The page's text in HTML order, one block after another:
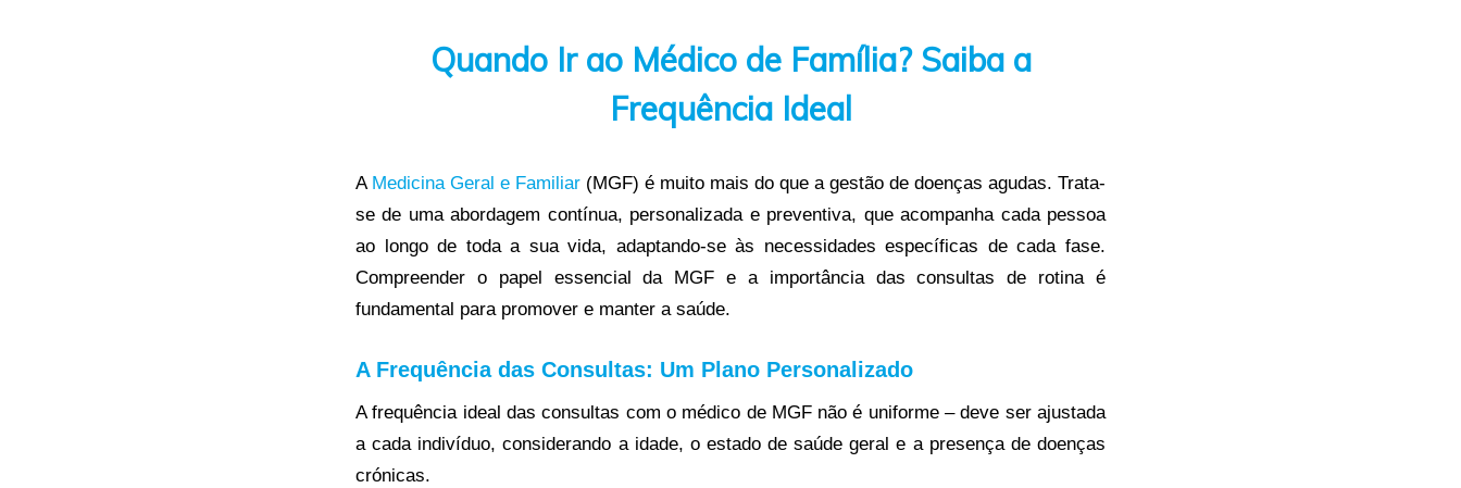
Quando Ir ao Médico de Família? Saiba a
Frequência Ideal
A Medicina Geral e Familiar (MGF) é muito mais do que a gestão de doenças agudas. Trata-
se de uma abordagem contínua, personalizada e preventiva, que acompanha cada pessoa
ao longo de toda a sua vida, adaptando-se às necessidades específicas de cada fase.
Compreender o papel essencial da MGF e a importância das consultas de rotina é
fundamental para promover e manter a saúde.
A Frequência das Consultas: Um Plano Personalizado
A frequência ideal das consultas com o médico de MGF não é uniforme – deve ser ajustada
a cada indivíduo, considerando a idade, o estado de saúde geral e a presença de doenças
crónicas.